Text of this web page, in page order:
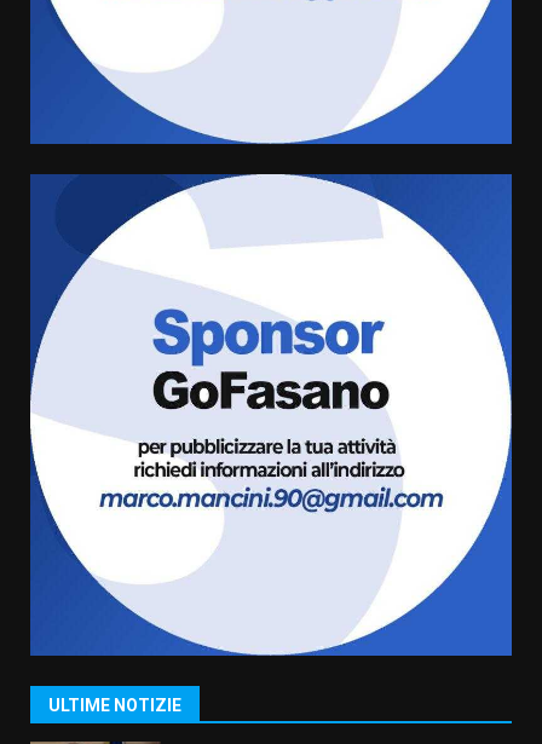
ULTIME NOTIZIE
Serie D, l’Us Fasano non molla e
conferma di voler ricorrere per
ottenere l’iscrizione
ufficialmente la Festa di
Savelletri
8 Agosto 2026 11:00
Savelletri in festa, domani sera
grande spettacolo con Uccio De
Santis
8 Agosto 2026 07:30
Politiche Giovanili e Mobilità
Sostenibile: premiati gli studenti
universitari del bando “La strada
giusta”
8 Agosto 2026 07:15
1
Savelletri in festa, pienone sul
porto per Uccio De Santis: la
voce di Antonella Losavio